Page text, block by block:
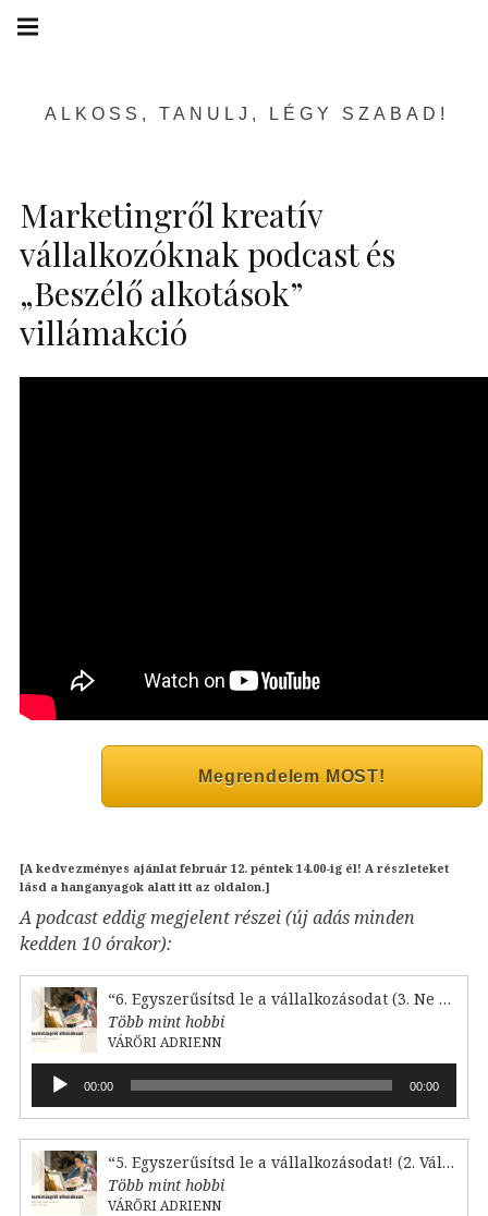
Skip
ALKOSS, TANULJ, LÉGY SZABAD!
navigation
Marketingről kreatív
vállalkozóknak podcast és
„Beszélő alkotások”
villámakció
Megrendelem MOST!
[A kedvezményes ajánlat február 12. péntek 14.00-ig él! A részleteket
lásd a hanganyagok alatt itt az oldalon.]
A podcast eddig megjelent részei (új adás minden
kedden 10 órakor):
“6. Egyszerűsítsd le a vállalkozásodat (3. Ne reagálj)”
Több mint hobbi
VÁRŐRI ADRIENN
Audió
lejátszó00:00 00:00
“5. Egyszerűsítsd le a vállalkozásodat! (2. Válaszd le)”
Több mint hobbi
VÁRŐRI ADRIENN